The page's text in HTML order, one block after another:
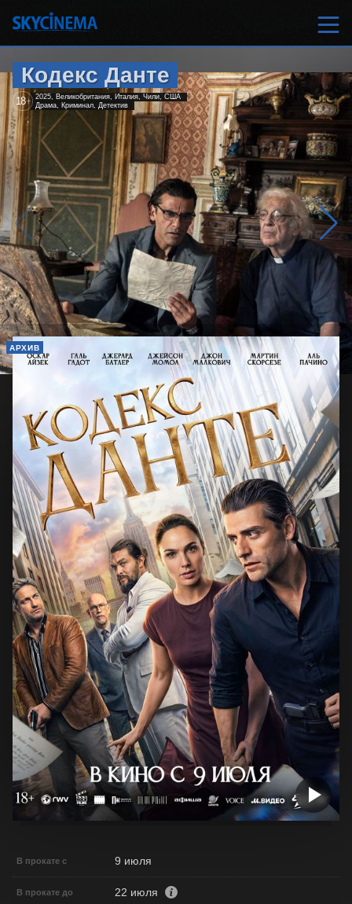
Кодекс Данте
18+ 2025, Великобритания, Италия, Чили, США
Драма, Криминал, Детектив
АРХИВ
В прокате с 9 июля
В прокате до 22 июля